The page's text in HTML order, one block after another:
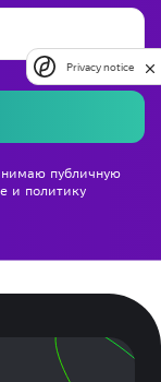
публичную
и политику
Privacy notice